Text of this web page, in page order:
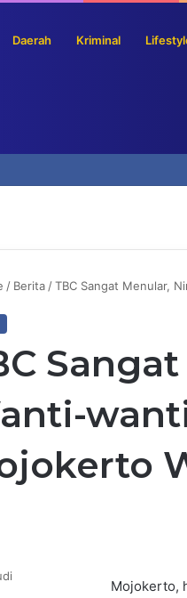
Daerah Kriminal
/ Berita /TBC Sangat Menular,
Mojokerto,